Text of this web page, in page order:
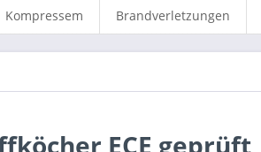
Brandverletzungen
ECE geprüft